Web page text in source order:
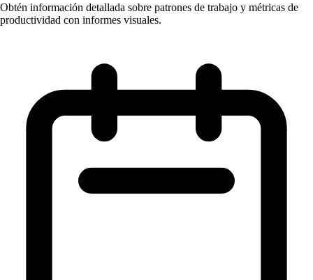
Obtén información detallada sobre patrones de trabajo y métricas de
productividad con informes visuales.